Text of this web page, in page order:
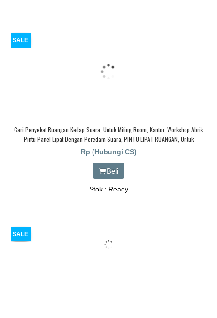
SALE
Cari Penyekat Ruangan Kedap Suara, Untuk Miting Room, Kantor, Workshop Abrik
Pintu Panel Lipat Dengan Peredam Suara, PINTU LIPAT RUANGAN, Untuk
Ballroom, HOTEL,
Rp (Hubungi CS)
Beli
Stok : Ready
SALE